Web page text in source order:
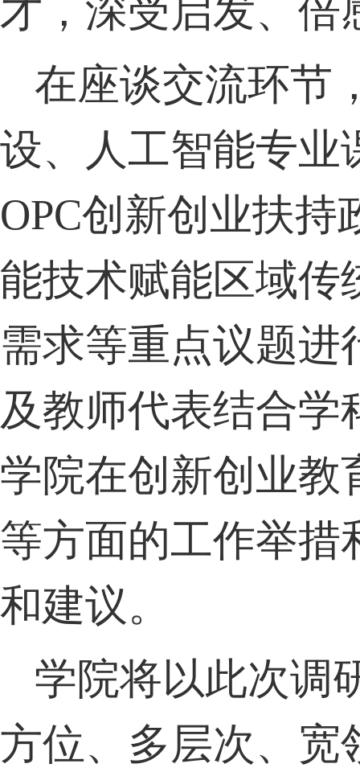
才，深受启发、倍
在座谈交流环节
设、人工智能专业
OPC创新创业扶
能技术赋能区域传
需求等重点议题进
及教师代表结合学
学院在创新创业教
等方面的工作举措
和建议。
学院将以此次调
方位、多层次、宽